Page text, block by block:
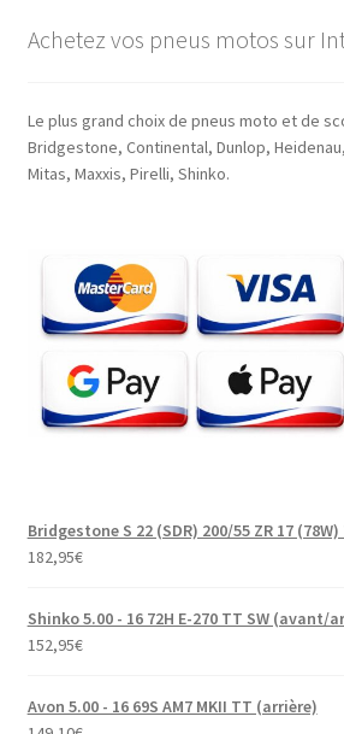
Achetez vos pneus motos sur
Le plus grand choix de pneus moto et de
Bridgestone, Continental, Dunlop,
Mitas, Maxxis, Pirelli, Shinko.
Bridgestone S 22 (SDR) 200/55 ZR 17
182,95€
Shinko 5.00 - 16 72H E-270 TT SW (avant/
152,95€
Avon 5.00 - 16 69S AM7 MKII TT (arrière)